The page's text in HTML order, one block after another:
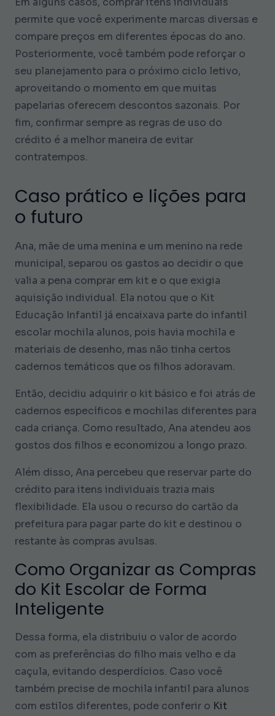
permite que você experimente marcas diversas e
compare preços em diferentes épocas do ano.
Posteriormente, você também pode reforçar o
seu planejamento para o próximo ciclo letivo,
aproveitando o momento em que muitas
papelarias oferecem descontos sazonais. Por
fim, confirmar sempre as regras de uso do
crédito é a melhor maneira de evitar
contratempos.
Caso prático e lições para
o futuro
Ana, mãe de uma menina e um menino na rede
municipal, separou os gastos ao decidir o que
valia a pena comprar em kit e o que exigia
aquisição individual. Ela notou que o Kit
Educação Infantil já encaixava parte do infantil
escolar mochila alunos, pois havia mochila e
materiais de desenho, mas não tinha certos
cadernos temáticos que os filhos adoravam.
Então, decidiu adquirir o kit básico e foi atrás de
cadernos específicos e mochilas diferentes para
cada criança. Como resultado, Ana atendeu aos
gostos dos filhos e economizou a longo prazo.
Além disso, Ana percebeu que reservar parte do
crédito para itens individuais trazia mais
flexibilidade. Ela usou o recurso do cartão da
prefeitura para pagar parte do kit e destinou o
restante às compras avulsas.
Como Organizar as Compras
do Kit Escolar de Forma
Inteligente
Dessa forma, ela distribuiu o valor de acordo
com as preferências do filho mais velho e da
caçula, evitando desperdícios. Caso você
também precise de mochila infantil para alunos
com estilos diferentes, pode conferir o Kit